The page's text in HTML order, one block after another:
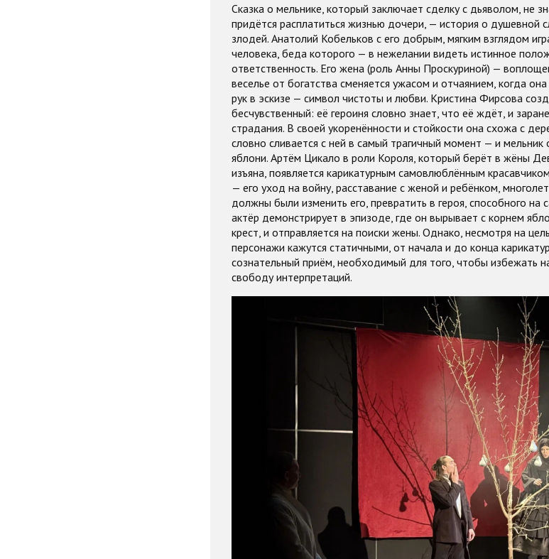
Сказка о мельнике, который заключает сделку с дьяволом, не
придётся расплатиться жизнью дочери, — история о душевной
злодей. Анатолий Кобельков с его добрым, мягким взглядом
человека, беда которого — в нежелании видеть истинное
ответственность. Его жена (роль Анны Проскуриной) —
веселье от богатства сменяется ужасом и отчаянием, когда
рук в эскизе — символ чистоты и любви. Кристина Фирсова
бесчувственный: её героиня словно знает, что её ждёт, и
страдания. В своей укоренённости и стойкости она схожа с
словно сливается с ней в самый трагичный момент — и мельник
яблони. Артём Цикало в роли Короля, который берёт в жёны
изъяна, появляется карикатурным самовлюблённым
— его уход на войну, расставание с женой и ребёнком,
должны были изменить его, превратить в героя, способного
актёр демонстрирует в эпизоде, где он вырывает с корнем
крест, и отправляется на поиски жены. Однако, несмотря на
персонажи кажутся статичными, от начала и до конца
сознательный приём, необходимый для того, чтобы избежать
свободу интерпретаций.